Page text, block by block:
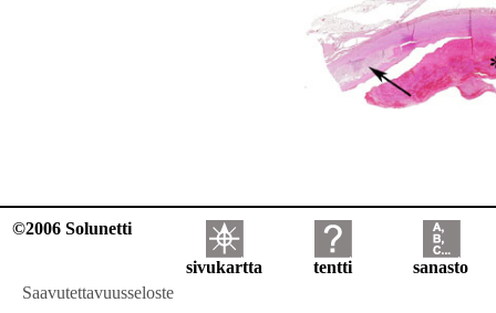
©2006 Solunetti
sivukartta tentti
sanasto
Saavutettavuusseloste